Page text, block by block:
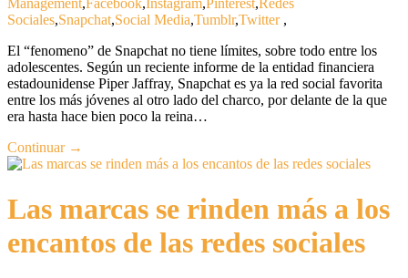
Management,Facebook,Instagram,Pinterest,Redes
Sociales,Snapchat,Social Media,Tumblr,Twitter,
El “fenomeno” de Snapchat no tiene límites, sobre todo entre los
adolescentes. Según un reciente informe de la entidad financiera
estadounidense Piper Jaffray, Snapchat es ya la red social favorita
entre los más jóvenes al otro lado del charco, por delante de la que
era hasta hace bien poco la reina…
Continuar →
Las marcas se rinden más a los
encantos de las redes sociales